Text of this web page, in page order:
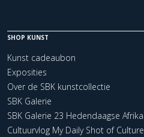
SHOP KUNST
Kunst cadeaubon
Exposities
Over de SBK kunstcollectie
SBK Galerie
SBK Galerie 23 Hedendaagse
Cultuurvlog My Daily Shot of Culture